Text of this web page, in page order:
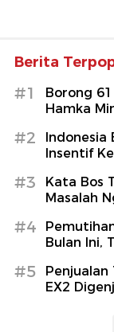
Berita
#1
Borong
Hamka
#2
Indonesia
Insentif
#3
Kata Bos
Masalah
#4
Bulan Ini,
#5
Penjualan
EX2